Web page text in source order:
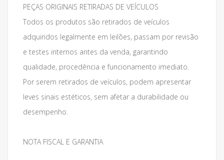
PEÇAS ORIGINAIS RETIRADAS DE VEÍCULOS
Todos os produtos são retirados de veículos
adquiridos legalmente em leilões, passam por revisão
e testes internos antes da venda, garantindo
qualidade, procedência e funcionamento imediato.
Por serem retirados de veículos, podem apresentar
leves sinais estéticos, sem afetar a durabilidade ou
desempenho.
NOTA FISCAL E GARANTIA